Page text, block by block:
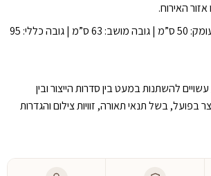
האירוח.
מידות: ⁠רוחב: 52 ס”מ | ⁠עומק: 50 ס”מ | ⁠גובה מושב: 63 ס”מ⁠ | ⁠גובה כללי: 95
להשתנות במעט בין סדרות הייצור ובין
בפועל, בשל תנאי תאורה, זוויות צילום והגדרות